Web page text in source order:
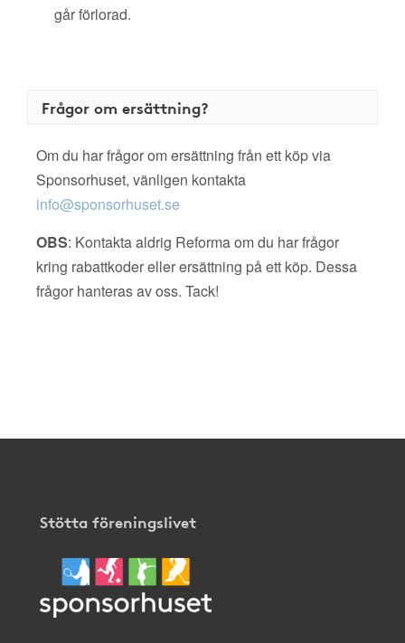
går förlorad.
Frågor om ersättning?
Om du har frågor om ersättning från ett köp via
Sponsorhuset, vänligen kontakta
info@sponsorhuset.se
OBS: Kontakta aldrig Reforma om du har frågor
kring rabattkoder eller ersättning på ett köp. Dessa
frågor hanteras av oss. Tack!
Stötta föreningslivet